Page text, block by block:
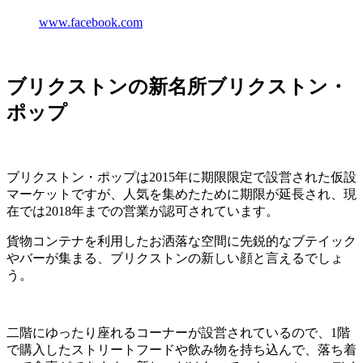
www.facebook.com
ブリクストンの新名所ブリクストン・
ポップ
ブリクストン・ポップは2015年に期限限定で設営された仮設
マーケットですが、人気を集めたために期限が延長され、現
在では2018年までの営業が認可されています。
貨物コンテナを利用したお洒落な空間に先鋭的なブテイック
やバーが集まる、ブリクストンの新しい顔と言えるでしょ
う。
二階にゆったり座れるコーナーが設営されているので、1階
で購入したストリートフードや飲み物を持ち込んで、落ち着